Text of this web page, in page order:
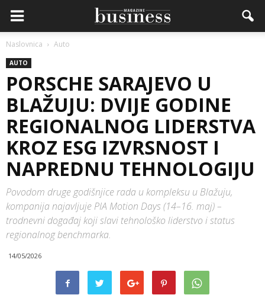
Naslovnica Auto
AUTO
PORSCHE SARAJEVO U
BLAŽUJU: DVIJE GODINE
REGIONALNOG LIDERSTVA
KROZ ESG IZVRSNOST I
NAPREDNU TEHNOLOGIJU
Povodom druge godišnjice rada u kompleksu u Blažuju,
kompanija najavljuje PIA Motion Days (14–16. maj) –
trodnevni događaj koji slavi tehnološko liderstvo i status
regionalnog benchmarka.
14/05/2026